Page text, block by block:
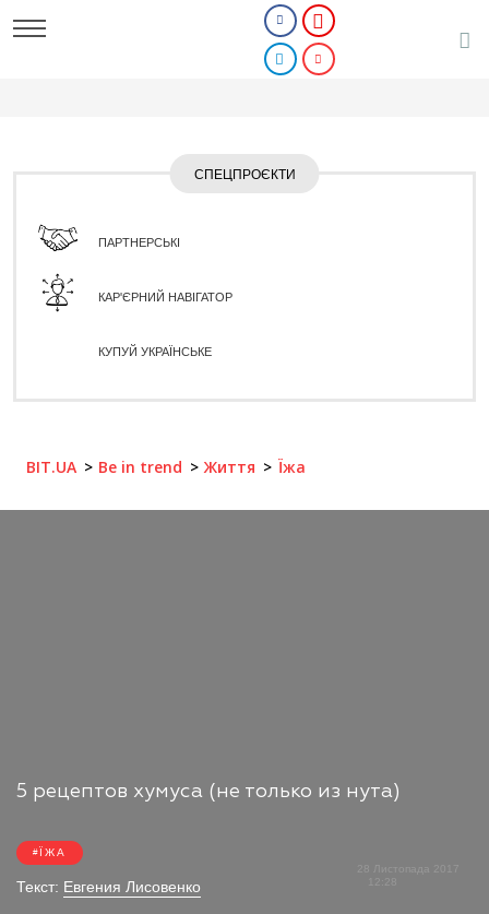
СПЕЦПРОЄКТИ
ПАРТНЕРСЬКІ
КАР'ЄРНИЙ НАВІГАТОР
КУПУЙ УКРАЇНСЬКЕ
BIT.UA Be in trend Життя Їжа
5 рецептов хумуса (не только из нута)
ЇЖА
Текст: Евгения Лисовенко
28 Листопада 2017